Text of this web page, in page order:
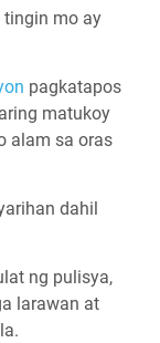
tingin mo ay
pagkatapos
matukoy
alam sa oras
dahil
ng pulisya,
larawan at